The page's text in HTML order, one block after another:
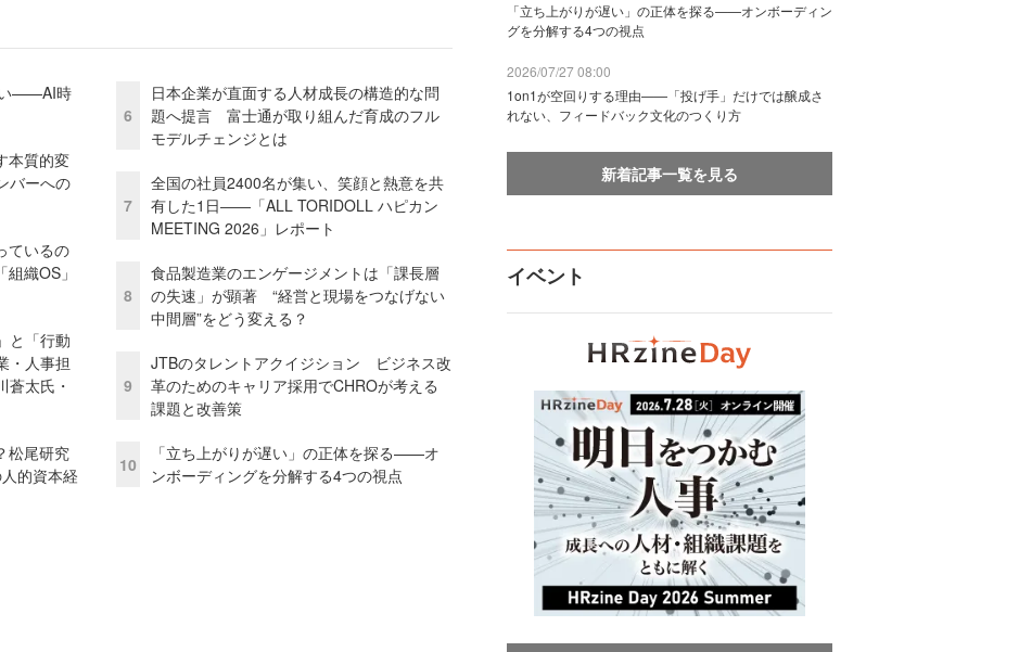
い——AI時
本質的変
バーへの
ているの
織OS」
と「行動
・人事担
蒼太氏・
松尾研究
的資本経
6
日本企業が直面する人材成長の構造的な問
題へ提言 富士通が取り組んだ育成のフル
モデルチェンジとは
7
全国の社員2400名が集い、笑顔と熱意を共
有した1日――「ALL TORIDOLL ハピカン
MEETING 2026」レポート
8
食品製造業のエンゲージメントは「課長層
の失速」が顕著 “経営と現場をつなげない
中間層”をどう変える？
9
JTBのタレントアクイジション ビジネス改
革のためのキャリア採用でCHROが考える
課題と改善策
10
「立ち上がりが遅い」の正体を探る——オ
ンボーディングを分解する4つの視点
「立ち上がりが遅い」の正体を探る——オンボーディン
グを分解する4つの視点
2026/07/27 08:00
1on1が空回りする理由——「投げ手」だけでは醸成さ
れない、フィードバック文化のつくり方
新着記事一覧を見る
イベント